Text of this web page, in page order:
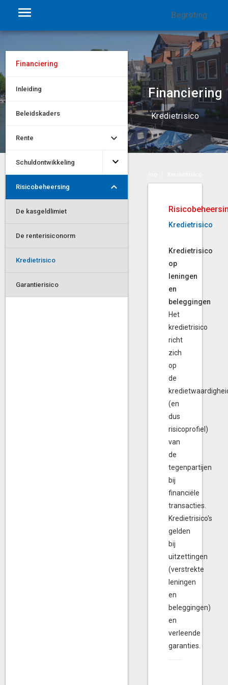
Begroting
Financiering
Inleiding
Beleidskaders
Rente
Schuldontwikkeling
Risicobeheersing
De kasgeldlimiet
De renterisiconorm
Kredietrisico
Garantierisico
Financiering
Kredietrisico
Paragrafen Financiering Risicobeheersing
Kredietrisico
Kredietrisico
op
leningen
en
beleggingen
Het
kredietrisico
richt
zich
op
de
(en
dus
risicoprofiel)
van
de
tegenpartijen
bij
financiële
transacties.
Kredietrisico's
gelden
bij
uitzettingen
(verstrekte
leningen
en
beleggingen)
en
verleende
garanties.